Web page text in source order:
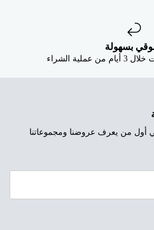
بسهولة
عملية الشراء
أول من يعرف عروضنا ومجموعاتنا